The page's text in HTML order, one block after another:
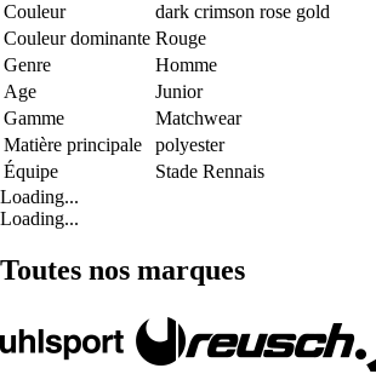
Couleur
dark crimson rose gold
Couleur dominante Rouge
Genre
Homme
Age
Junior
Gamme
Matchwear
Matière principale
polyester
Équipe
Stade Rennais
Loading...
Loading...
Toutes nos marques